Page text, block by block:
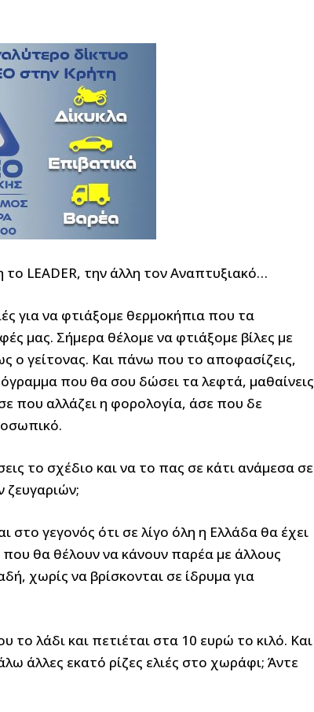
LEADER, την άλλη τον Αναπτυξιακό…
για να φτιάξομε θερμοκήπια που τα
μας. Σήμερα θέλομε να φτιάξομε βίλες με
ο γείτονας. Και πάνω που το αποφασίζεις,
που θα σου δώσει τα λεφτά, μαθαίνεις
που αλλάζει η φορολογία, άσε που δε
το σχέδιο και να το πας σε κάτι ανάμεσα σε
ζευγαριών;
στο γεγονός ότι σε λίγο όλη η Ελλάδα θα έχει
που θα θέλουν να κάνουν παρέα με άλλους
χωρίς να βρίσκονται σε ίδρυμα για
το λάδι και πετιέται στα 10 ευρώ το κιλό. Και
άλλες εκατό ρίζες ελιές στο χωράφι; Άντε